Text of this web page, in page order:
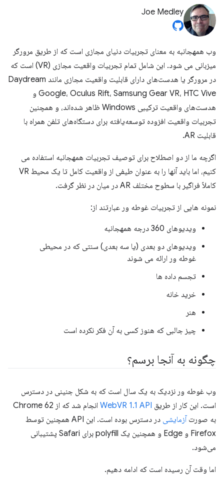
Joe Medley
وب همهجانبه به معنای تجربیات دنیای مجازی است که از طریق مرورگر
میزبانی می شود. این شامل تمام تجربیات واقعیت مجازی (VR) است که
در مرورگر یا هدست‌های دارای قابلیت واقعیت مجازی مانند Daydream
Google، Oculus Rift، Samsung Gear VR، HTC Vive و
هدست‌های واقعیت ترکیبی Windows ظاهر شده‌اند، و همچنین
تجربیات واقعیت افزوده توسعه‌یافته برای دستگاه‌های تلفن همراه با
قابلیت AR.
اگرچه ما از دو اصطلاح برای توصیف تجربیات همهجانبه استفاده می
کنیم، اما باید آنها را به عنوان طیفی از واقعیت کامل تا یک محیط VR
کاملاً فراگیر با سطوح مختلف AR در میان در نظر گرفت.
نمونه هایی از تجربیات غوطه ور عبارتند از:
ویدیوهای 360 درجه همهجانبه
ویدیوهای دو بعدی (یا سه بعدی) سنتی که در محیطی
غوطه ور ارائه می شوند
تجسم داده ها
خرید خانه
هنر
چیز جالبی که هنوز کسی به آن فکر نکرده است
چگونه به آنجا برسم؟
وب غوطه ور نزدیک به یک سال است که به شکل جنینی در دسترس
است. این کار از طریق WebVR 1.1 API
انجام شد که از Chrome 62
به صورت آزمایشی
در دسترس بوده است. این API همچنین توسط
Firefox و Edge و همچنین یک polyfill برای Safari پشتیبانی
می‌شود.
اما وقت آن رسیده است که ادامه دهیم.